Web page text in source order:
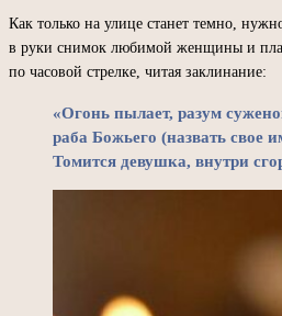
Как только на улице станет темно,
в руки снимок любимой женщины и
по часовой стрелке, читая заклинание:
«Огонь пылает, разум
раба Божьего (назвать свое
Томится девушка, внутри